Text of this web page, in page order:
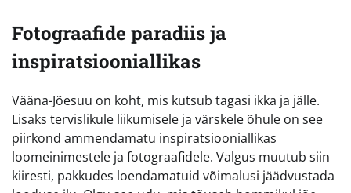
Fotograafide paradiis ja
inspiratsiooniallikas
Vääna-Jõesuu on koht, mis kutsub tagasi ikka ja jälle.
Lisaks tervislikule liikumisele ja värskele õhule on see
piirkond ammendamatu inspiratsiooniallikas
loomeinimestele ja fotograafidele. Valgus muutub siin
kiiresti, pakkudes loendamatuid võimalusi jäädvustada